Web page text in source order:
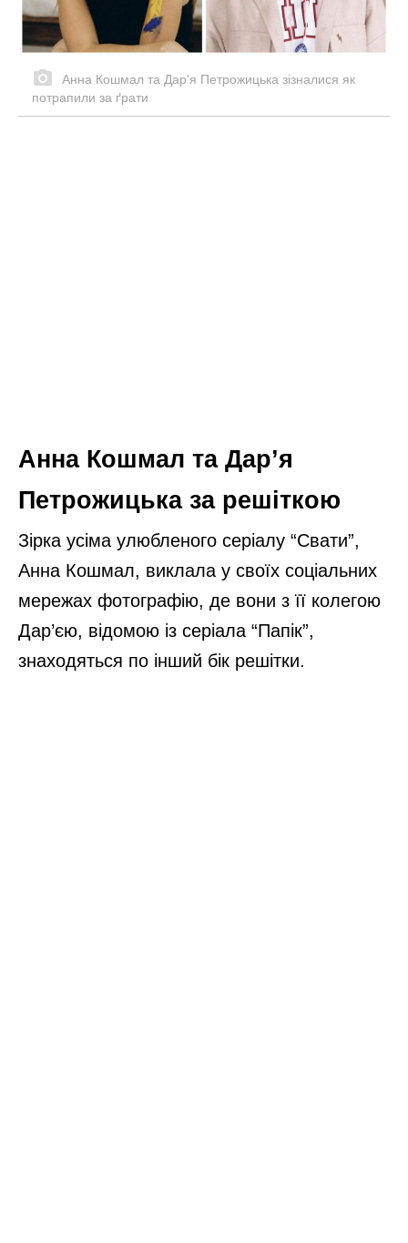
Анна Кошмал та Дар'я Петрожицька зізналися як
потрапили за ґрати
Анна Кошмал та Дар’я
Петрожицька за решіткою
Зірка усіма улюбленого серіалу “Свати”,
Анна Кошмал, виклала у своїх соціальних
мережах фотографію, де вони з її колегою
Дар’єю, відомою із серіала “Папік”,
знаходяться по інший бік решітки.